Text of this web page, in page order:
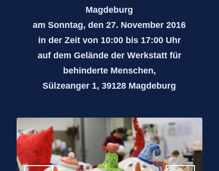
Magdeburg
am Sonntag, den 27. November 2016
in der Zeit von 10:00 bis 17:00 Uhr
auf dem Gelände der Werkstatt für
behinderte Menschen,
Sülzeanger 1, 39128 Magdeburg